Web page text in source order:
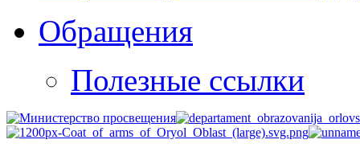
Обращения
Полезные ссылки